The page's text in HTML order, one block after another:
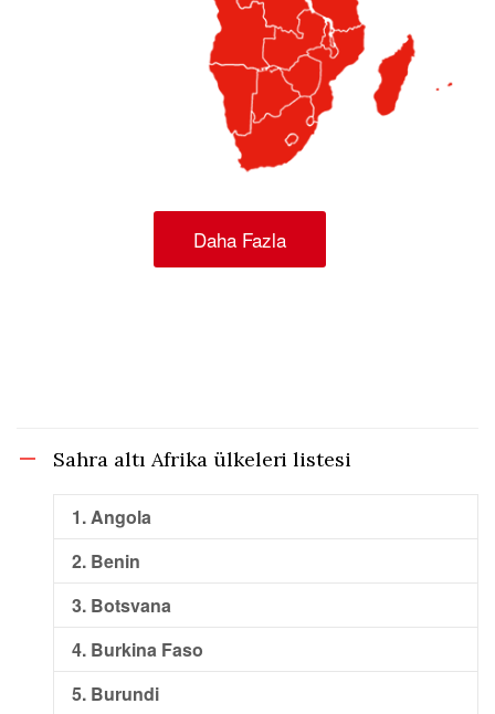
Daha Fazla
Sahra altı Afrika ülkeleri listesi
1. Angola
2. Benin
3. Botsvana
4. Burkina Faso
5. Burundi